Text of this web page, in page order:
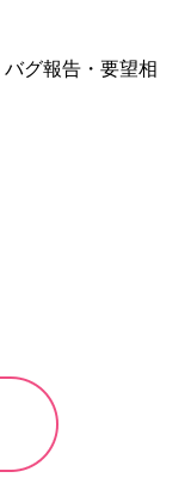
バグ報告・要望相